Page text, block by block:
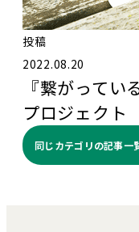
投稿
2022.08.20
『繋がってい
プロジェクト
同じカテゴリの記事⼀